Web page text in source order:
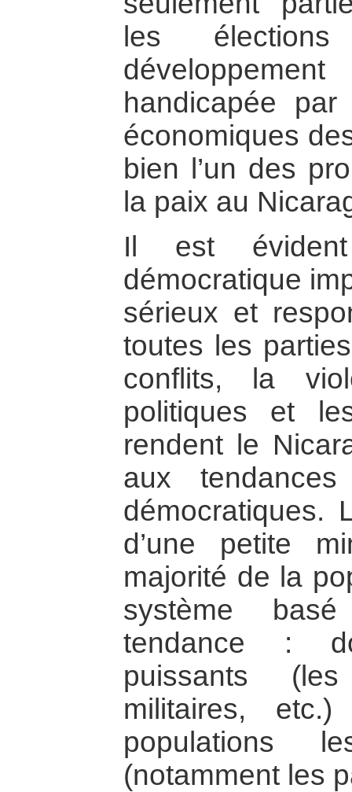
les
handicapée
économiques
bien l’un des
la paix au
Il est
démocratique
sérieux et
toutes les
conflits, la
politiques et
rendent le
aux
démocratiques.
d’une petite
majorité de la
système
tendance :
puissants
militaires,
populations
(notamment les